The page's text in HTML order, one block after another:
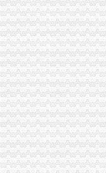
怎么办理公司注销注销公司的流程
2016年公司注销流程及费用
公司注销,注销公司流程及费用,商